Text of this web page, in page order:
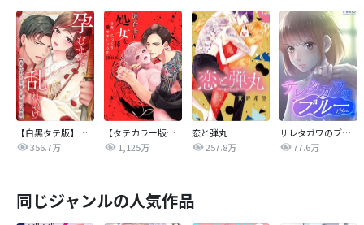
【白黒タテ版】孕むまで乱れいけ～身代わり花嫁と軍服の猛愛
356.7万
【タテカラー版】漣蒼士に処女を捧ぐ～さあ、じっくり愛でましょうか
1,125万
恋と弾丸
257.8万
サレタガワのブルー【タテヨミ】
77.6万
同じジャンルの人気作品